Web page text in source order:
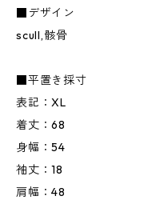
■デザイン
scull,骸骨
■平置き採寸
表記：XL
着丈：68
身幅：54
袖丈：18
肩幅：48